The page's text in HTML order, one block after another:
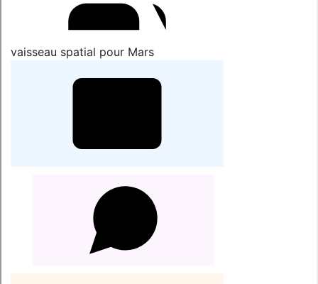
vaisseau spatial pour Mars